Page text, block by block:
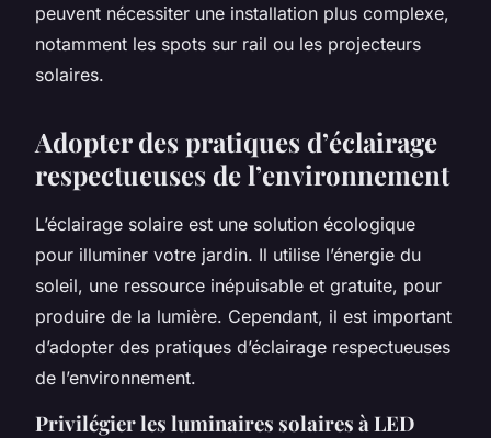
peuvent nécessiter une installation plus complexe,
notamment les spots sur rail ou les projecteurs
solaires.
Adopter des pratiques d’éclairage
respectueuses de l’environnement
L’éclairage solaire est une solution écologique
pour illuminer votre jardin. Il utilise l’énergie du
soleil, une ressource inépuisable et gratuite, pour
produire de la lumière. Cependant, il est important
d’adopter des pratiques d’éclairage respectueuses
de l’environnement.
Privilégier les luminaires solaires à LED